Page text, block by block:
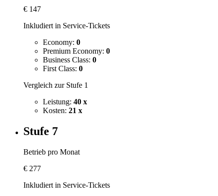
€ 147
Inkludiert in Service-Tickets
Economy: 0
Premium Economy: 0
Business Class: 0
First Class: 0
Vergleich zur Stufe 1
Leistung: 40 x
Kosten: 21 x
Stufe 7
Betrieb pro Monat
€ 277
Inkludiert in Service-Tickets